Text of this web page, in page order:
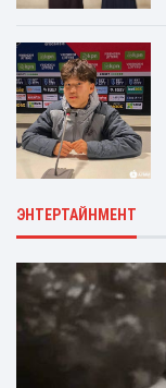
ЭНТЕРТАЙНМЕНТ